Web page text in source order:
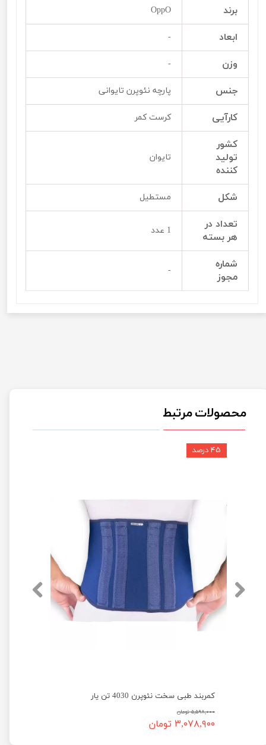
برند OppO
ابعاد -
وزن -
جنس پارچه نئوپرن تایوانی
کارآیی کرست کمر
کشور
تولید
کننده
تایوان
شکل مستطیل
تعداد در
هر بسته
1 عدد
شماره
مجوز
-
محصولات مرتبط
کمربند طبی سخت نئوپرن 4030 تن یار
۵,۵۹۸,۰۰۰ تومان
۳,۰۷۸,۹۰۰ تومان
۴۵ درصد